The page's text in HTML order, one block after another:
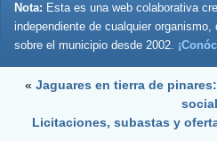
Nota: Esta es una web colaborativa
independiente de cualquier
sobre el municipio desde 2002.
« Jaguares en tierra de
social
Licitaciones, subastas y